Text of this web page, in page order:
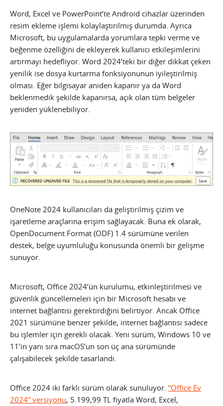
Word, Excel ve PowerPoint’te Android cihazlar üzerinden
resim ekleme işlemi kolaylaştırılmış durumda. Ayrıca
Microsoft, bu uygulamalarda yorumlara tepki verme ve
beğenme özelliğini de ekleyerek kullanıcı etkileşimlerini
artırmayı hedefliyor. Word 2024’teki bir diğer dikkat çeken
yenilik ise dosya kurtarma fonksiyonunun iyileştirilmiş
olması. Eğer bilgisayar aniden kapanır ya da Word
beklenmedik şekilde kapanırsa, açık olan tüm belgeler
yeniden yüklenebiliyor.
OneNote 2024 kullanıcıları da geliştirilmiş çizim ve
işaretleme araçlarına erişim sağlayacak. Buna ek olarak,
OpenDocument Format (ODF) 1.4 sürümüne verilen
destek, belge uyumluluğu konusunda önemli bir gelişme
sunuyor.
Microsoft, Office 2024’ün kurulumu, etkinleştirilmesi ve
güvenlik güncellemeleri için bir Microsoft hesabı ve
internet bağlantısı gerektirdiğini belirtiyor. Ancak Office
2021 sürümüne benzer şekilde, internet bağlantısı sadece
bu işlemler için gerekli olacak. Yeni sürüm, Windows 10 ve
11’in yanı sıra macOS’un son üç ana sürümünde
çalışabilecek şekilde tasarlandı.
Office 2024 iki farklı sürüm olarak sunuluyor. “Office Ev
2024” versiyonu, 5.199,99 TL fiyatla Word, Excel,